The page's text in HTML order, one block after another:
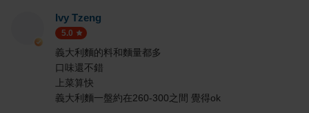
Ivy Tzeng
5.0
義大利麵的料和麵量都多
口味還不錯
上菜算快
義大利麵一盤約在260-300之間 覺得ok